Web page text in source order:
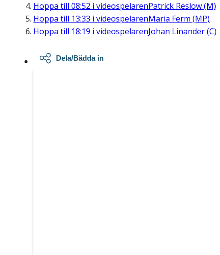
Hoppa till 08:52 i videospelarenPatrick Reslow (M)
Hoppa till 13:33 i videospelarenMaria Ferm (MP)
Hoppa till 18:19 i videospelarenJohan Linander (C)
Dela/Bädda in